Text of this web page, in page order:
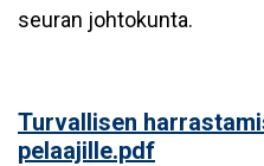
seuran johtokunta.
Turvallisen
pelaajille.pdf